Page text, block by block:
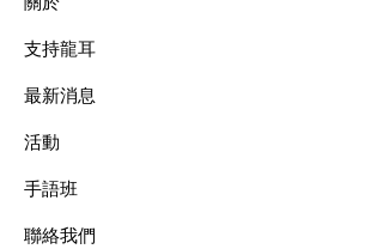
支持龍耳
最新消息
​活動
手語班
​聯絡我們